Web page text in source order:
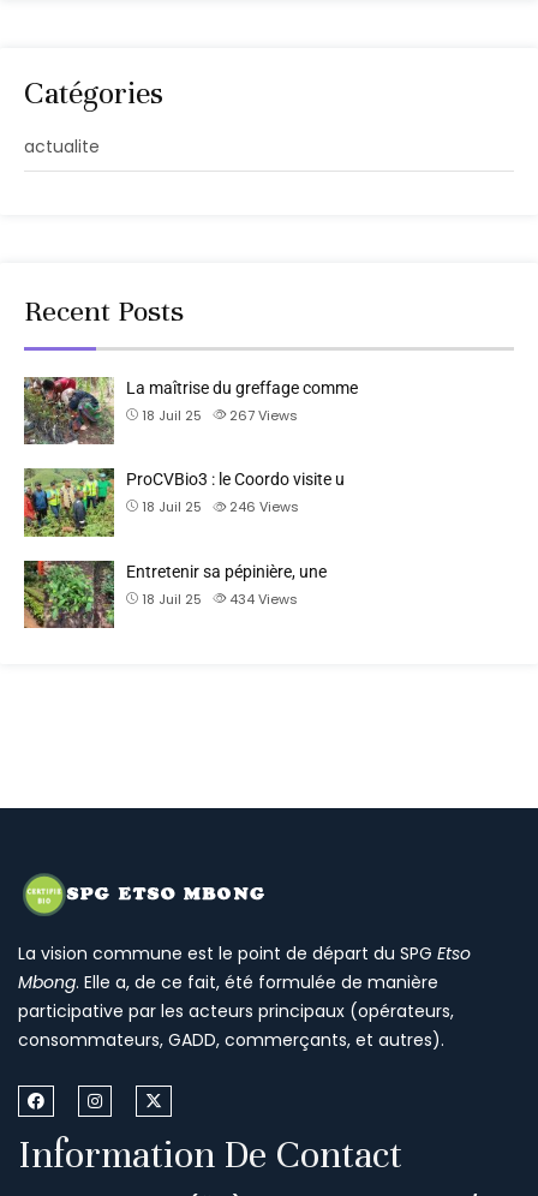
Catégories
actualite
Recent Posts
La maîtrise du greffage comme
18 Juil 25
267Views
ProCVBio3 : le Coordo visite u
18 Juil 25
246 Views
Entretenir sa pépinière, une
18 Juil 25
434Views
La vision commune est le point de départ du SPG Etso
Mbong. Elle a, de ce fait, été formulée de manière
participative par les acteurs principaux (opérateurs,
consommateurs, GADD, commerçants, et autres).
Information De Contact